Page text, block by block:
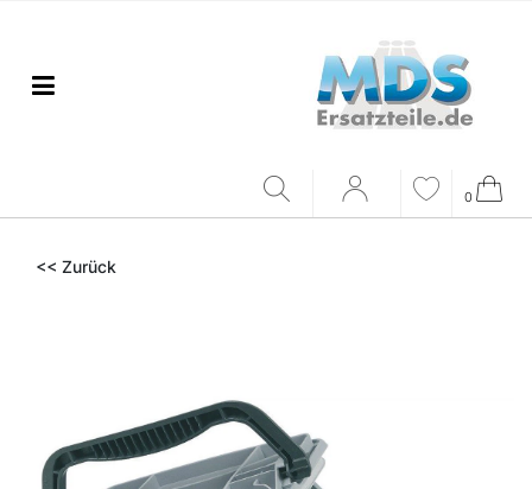
0
<< Zurück